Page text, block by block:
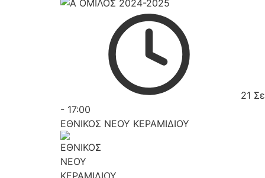
21
- 17:00
ΕΘΝΙΚΟΣ ΝΕΟΥ ΚΕΡΑΜΙΔΙΟΥ